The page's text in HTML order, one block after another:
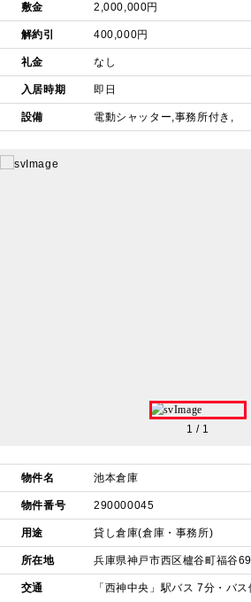
敷金 2,000,000円
解約引 400,000円
礼金 なし
入居時期 即日
設備 電動シャッター,事務所付き,
1/ 1
物件名 池本倉庫
物件番号 290000045
用途 貸し倉庫(倉庫・事務所)
所在地 兵庫県神戸市西区櫨谷町福谷
交通
「西神中央」駅バス 7分・バ